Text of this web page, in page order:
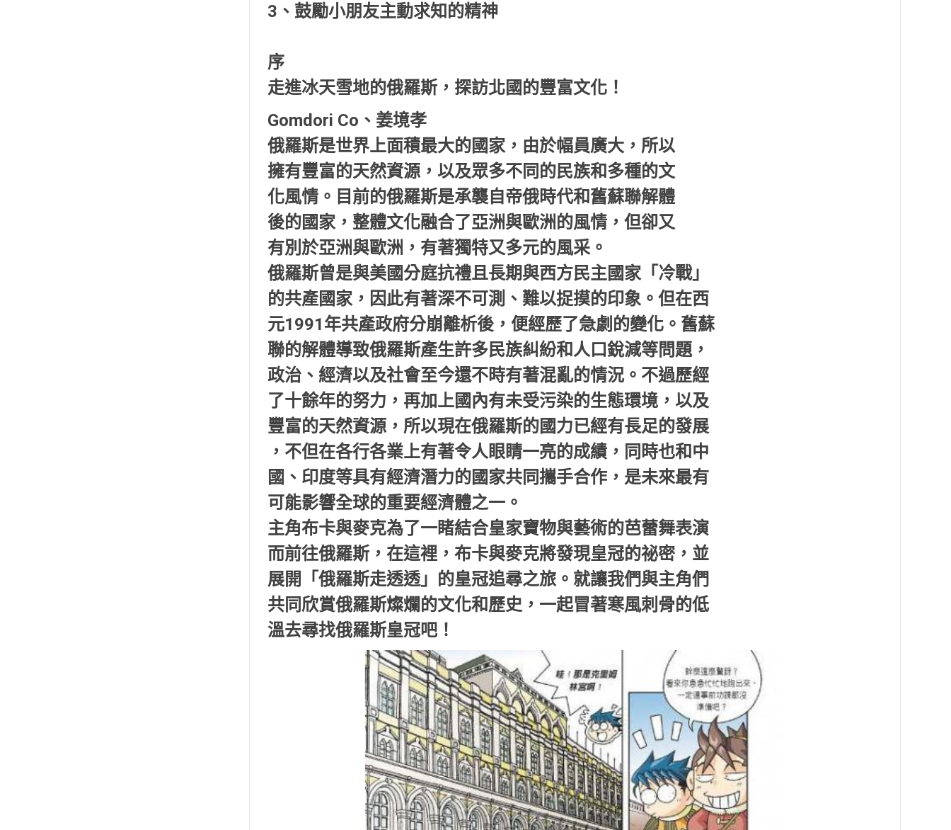
3、鼓勵小朋友主動求知的精神
序
走進冰天雪地的俄羅斯，探訪北國的豐富文化！
Gomdori Co、姜境孝
俄羅斯是世界上面積最大的國家，由於幅員廣大，所以
擁有豐富的天然資源，以及眾多不同的民族和多種的文
化風情。目前的俄羅斯是承襲自帝俄時代和舊蘇聯解體
後的國家，整體文化融合了亞洲與歐洲的風情，但卻又
有別於亞洲與歐洲，有著獨特又多元的風采。
俄羅斯曾是與美國分庭抗禮且長期與西方民主國家「冷戰」
的共產國家，因此有著深不可測、難以捉摸的印象。但在西
元1991年共產政府分崩離析後，便經歷了急劇的變化。舊蘇
聯的解體導致俄羅斯產生許多民族糾紛和人口銳減等問題，
政治、經濟以及社會至今還不時有著混亂的情況。不過歷經
了十餘年的努力，再加上國內有未受污染的生態環境，以及
豐富的天然資源，所以現在俄羅斯的國力已經有長足的發展
，不但在各行各業上有著令人眼睛一亮的成績，同時也和中
國、印度等具有經濟潛力的國家共同攜手合作，是未來最有
可能影響全球的重要經濟體之一。
主角布卡與麥克為了一睹結合皇家寶物與藝術的芭蕾舞表演
而前往俄羅斯，在這裡，布卡與麥克將發現皇冠的祕密，並
展開「俄羅斯走透透」的皇冠追尋之旅。就讓我們與主角們
共同欣賞俄羅斯燦爛的文化和歷史，一起冒著寒風刺骨的低
溫去尋找俄羅斯皇冠吧！